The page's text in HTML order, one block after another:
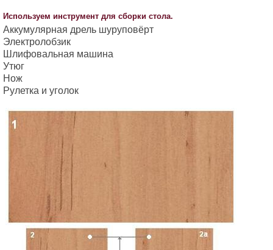
Используем инструмент для сборки стола.
Аккумулярная дрель шуруповёрт
Электролобзик
Шлифовальная машина
Утюг
Нож
Рулетка и уголок